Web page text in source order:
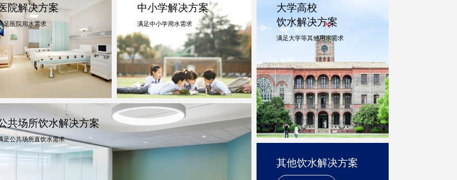
院解决方案
足医院用水需求
中小学解决方案
满足中小学用水需求
共场所饮水解决方案
足公共场所直饮水需求
大学高校
饮水解决方案
满足大学等其他用水需求
其他饮水解决方案